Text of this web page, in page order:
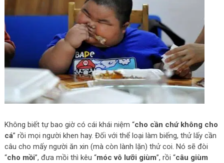
Không biết tự bao giờ có cái khái niệm “cho cần chứ không cho
cá” rồi mọi người khen hay. Đối với thể loại làm biếng, thử lấy cần
câu cho mấy người ăn xin (mà còn lành lặn) thử coi. Nó sẽ đòi
“cho mồi”, đưa mồi thì kêu “móc vô lưỡi giùm”, rồi “câu giùm